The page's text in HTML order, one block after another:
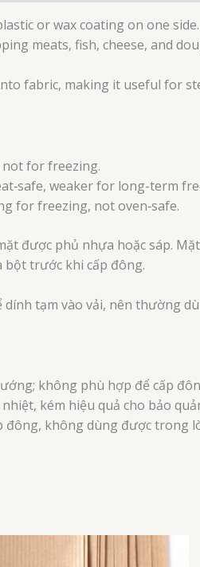
or wax coating on one
meats, fish, cheese, and
fabric, making it useful for
not for freezing.
weaker for long-term
for freezing, not oven‑safe.
được phủ nhựa hoặc sáp.
bột trước khi cấp đông.
tạm vào vải, nên thường
không phù hợp để cấp
kém hiệu quả cho bảo
đông, không dùng được trong